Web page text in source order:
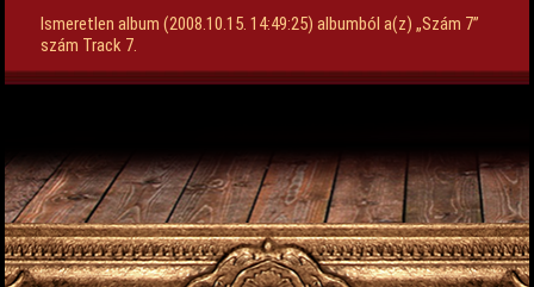
Ismeretlen album (2008.10.15. 14:49:25) albumból a(z) „Szám 7”
szám Track 7.